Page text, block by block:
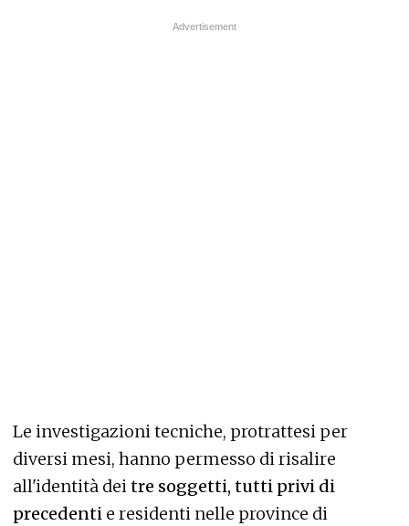
Le investigazioni tecniche, protrattesi per
diversi mesi, hanno permesso di risalire
all'identità deitre soggetti, tutti privi di
precedenti e residenti nelle province di